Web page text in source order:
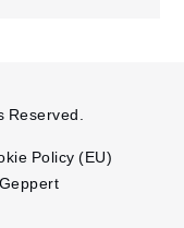
Reserved.
Policy (EU)